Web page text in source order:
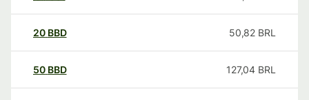
20 BBD 50,82 BRL
50 BBD 127,04 BRL